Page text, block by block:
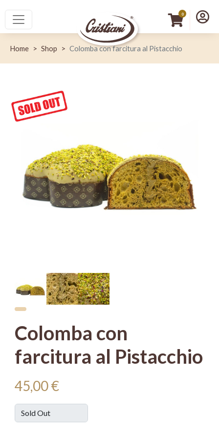
Menù
0
Home Shop Colomba con farcitura al Pistacchio
Colomba con
farcitura al Pistacchio
45,00 €